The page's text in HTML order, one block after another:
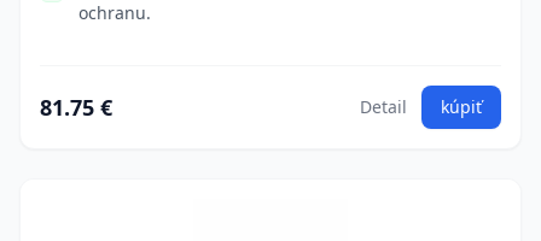
ochranu.
81.75 € Detail kúpiť